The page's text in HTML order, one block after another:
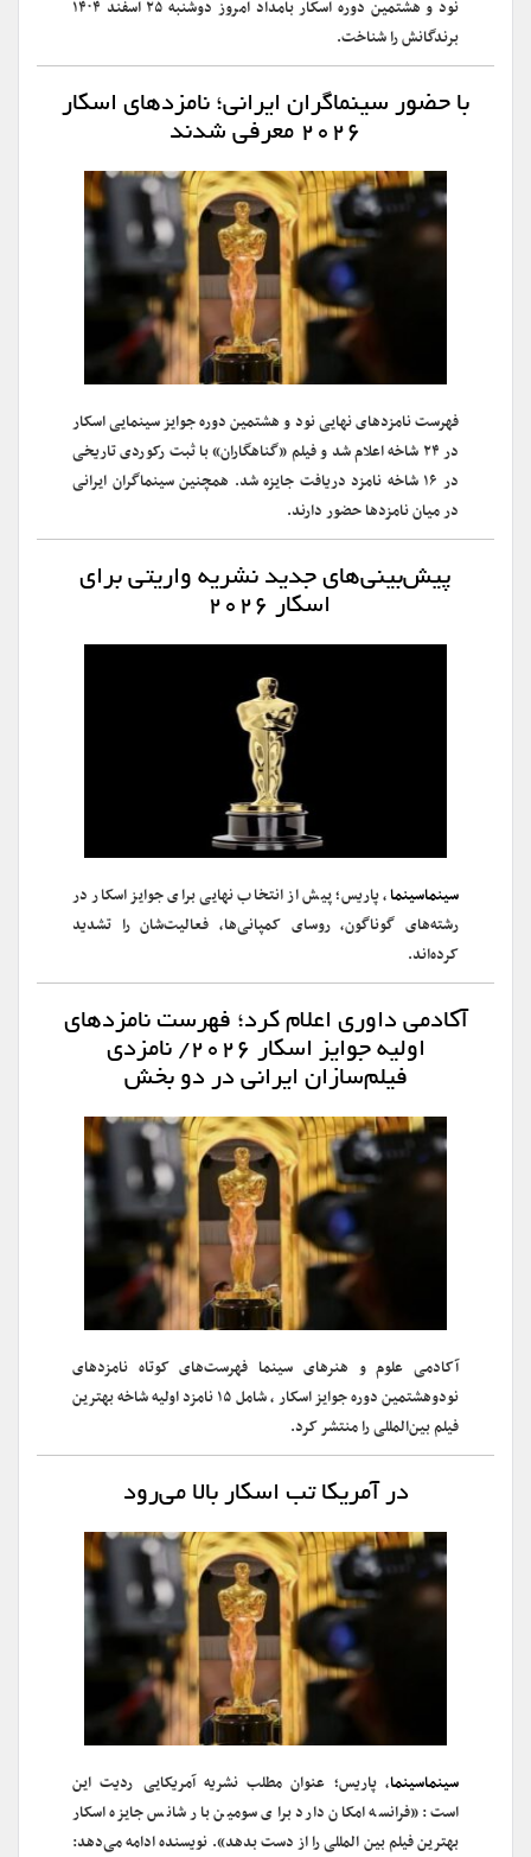
نود و هشتمین دوره اسکار بامداد امروز دوشنبه ۲۵ اسفند ۱۴۰۴
برندگانش را شناخت.
با حضور سینماگران ایرانی؛ نامزدهای اسکار
۲۰۲۶ معرفی شدند
فهرست نامزدهای نهایی نود و هشتمین دوره جوایز سینمایی اسکار
در ۲۴ شاخه اعلام شد و فیلم «گناهگاران» با ثبت رکوردی تاریخی
در ۱۶ شاخه نامزد دریافت جایزه شد. همچنین سینماگران ایرانی
در میان نامزدها حضور دارند.
پیش‌بینی‌های جدید نشریه واریتی برای
اسکار ۲۰۲۶
سینماسینما، پاریس؛ پیش از انتخاب نهایی برای جوایز اسکار در
رشته‌های گوناگون، روسای کمپانی‌ها، فعالیت‌شان را تشدید
کرده‌اند.
آکادمی داوری اعلام کرد؛ فهرست نامزدهای
اولیه جوایز اسکار ۲۰۲۶/ نامزدی
فیلم‌سازان ایرانی در دو بخش
آکادمی علوم و هنرهای سینما فهرست‌های کوتاه نامزدهای
نودوهشتمین دوره جوایز اسکار ، شامل ۱۵ نامزد اولیه شاخه بهترین
فیلم بین‌المللی را منتشر کرد.
در آمریکا تب اسکار بالا می‌رود
سینماسینما، پاریس؛ عنوان مطلب نشریه آمریکایی ردیت این
است: «فرانسه امکان دارد برای سومین بار شانس جایزه اسکار
بهترین فیلم بین المللی را از دست بدهد». نویسنده ادامه می‌دهد: